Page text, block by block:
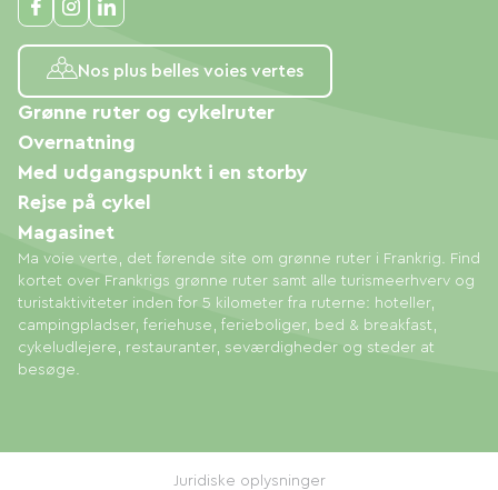
Nos plus belles voies vertes
Ma voie verte, det førende site om grønne ruter i Frankrig. Find
kortet over Frankrigs grønne ruter samt alle turismeerhverv og
turistaktiviteter inden for 5 kilometer fra ruterne: hoteller,
campingpladser, feriehuse, ferieboliger, bed & breakfast,
cykeludlejere, restauranter, seværdigheder og steder at
besøge.
Grønne ruter og cykelruter
Overnatning
Med udgangspunkt i en storby
Rejse på cykel
Magasinet
Juridiske oplysninger